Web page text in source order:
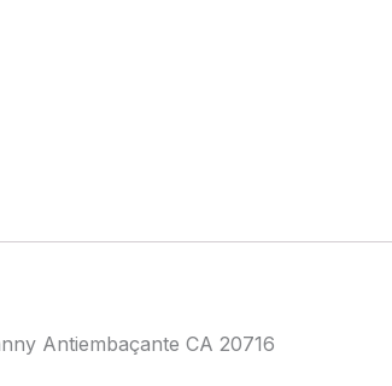
Antiembaçante CA 20716